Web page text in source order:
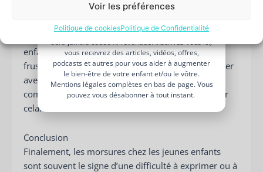
Voir les préférences
Politique de cookiesPolitique de Confidentialité
Les enfants apprennent par imitation. Si vous restez
enfant apprendra aussi à mieux gérer ses propres
frustrations. Offrir des occasions régulières de jouer
avec d’autres enfants et de pratiquer des
compétences sociales est un excellent moyen pour
cela.
Conclusion
Finalement, les morsures chez les jeunes enfants
sont souvent le signe d’une difficulté à exprimer ou à
JE BOOST MON BIEN-ÊTRE PARENTAL
Je n’aime pas les spams : votre adresse email ne
sera jamais cédée ni revendue. Inscrivez-vous ici,
vous recevrez des articles, vidéos, offres,
podcasts et autres pour vous aider à augmenter
le bien-être de votre enfant et/ou le vôtre.
Mentions légales complètes en bas de page. Vous
pouvez vous désabonner à tout instant.